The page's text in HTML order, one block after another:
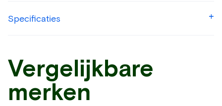
Specificaties
Vergelijkbare
merken